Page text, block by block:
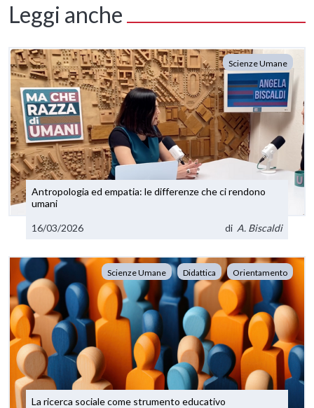
Leggi anche
Scienze Umane
Antropologia ed empatia: le differenze che ci rendono
umani
16/03/2026 di A. Biscaldi
Scienze Umane Didattica Orientamento
La ricerca sociale come strumento educativo